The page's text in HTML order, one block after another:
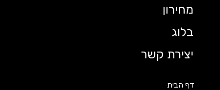
מחירון
בלוג
יצירת קשר
דף הבית